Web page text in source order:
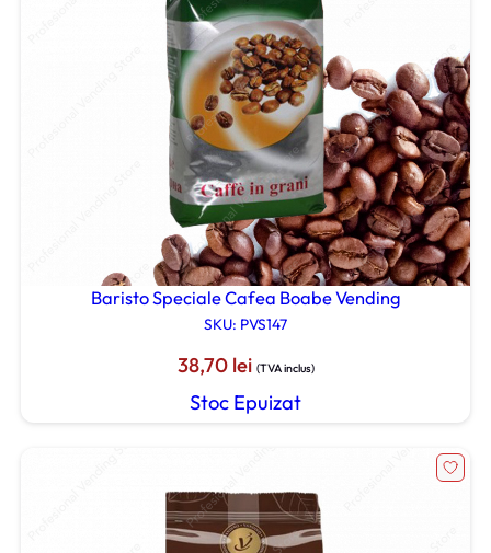
Baristo Speciale Cafea Boabe Vending
SKU: PVS147
38,70 lei (TVA inclus)
Stoc Epuizat